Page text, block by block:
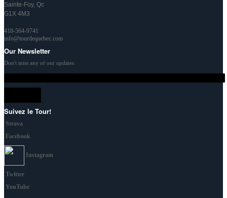
Sainte-Foy, Qc
G1X 4M3
418-564-9741
info@tourdequebec.com
Our Newsletter
Don't miss any of our updates
Suivez le Tour!
Strava
Facebook
Instagram
Twitter
YouTube